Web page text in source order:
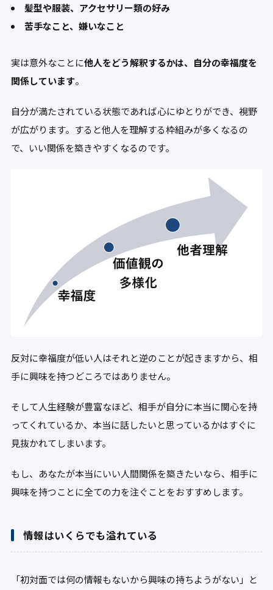
髪型や服装、アクセサリー類の好み
苦手なこと、嫌いなこと
実は意外なことに他人をどう解釈するかは、自分の幸福度を
関係しています。
自分が満たされている状態であれば心にゆとりができ、視野
が広がります。すると他人を理解する枠組みが多くなるの
で、いい関係を築きやすくなるのです。
反対に幸福度が低い人はそれと逆のことが起きますから、相
手に興味を持つどころではありません。
そして人生経験が豊富なほど、相手が自分に本当に関心を持
ってくれているか、本当に話したいと思っているかはすぐに
見抜かれてしまいます。
もし、あなたが本当にいい人間関係を築きたいなら、相手に
興味を持つことに全ての力を注ぐことをおすすめします。
情報はいくらでも溢れている
「初対面では何の情報もないから興味の持ちようがない」と